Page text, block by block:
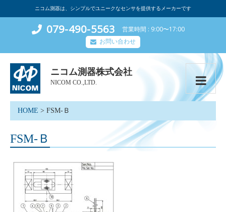
ニコム測器は、シンプルでユニークなセンサを提供するメーカーです
079-490-5563 営業時間 9:00〜17:00
お問い合わせ
ニコム測器株式会社
NICOM CO.,LTD.
HOME > FSM-Ｂ
FSM-Ｂ